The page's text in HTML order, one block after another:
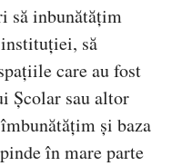
să inbunătățim
să
care au fost
Școlar sau altor
și baza
în mare parte